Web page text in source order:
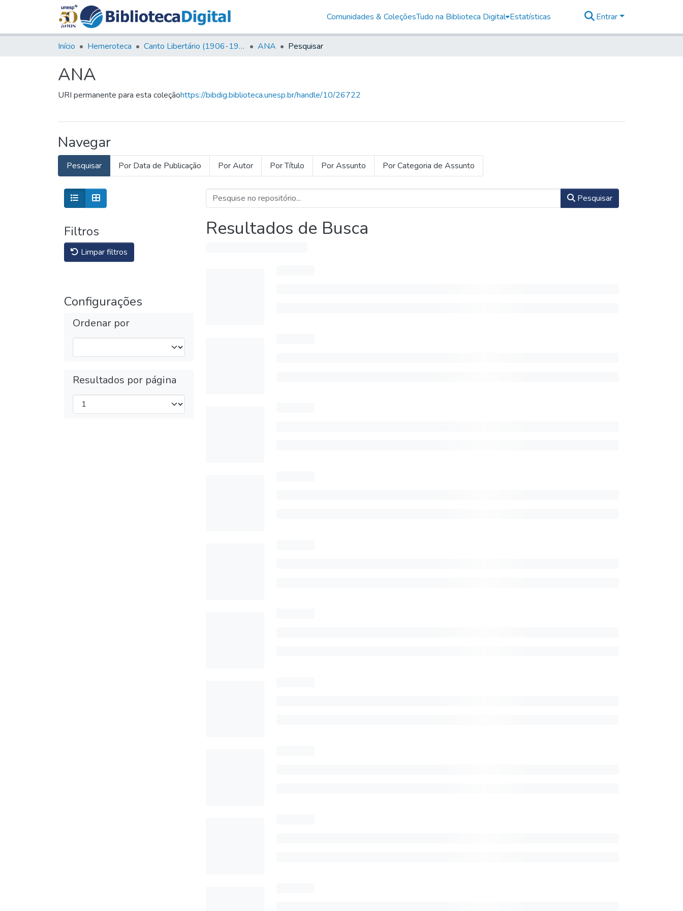
Comunidades & ColeçõesTudo na Biblioteca Digital Estatísticas Entrar
Início Hemeroteca Canto Libertário (1906-1995) ANA Pesquisar
ANA
URI permanente para esta coleçãohttps://bibdig.biblioteca.unesp.br/handle/10/26722
Navegar
Pesquisar Por Data de Publicação Por Autor Por Título Por Assunto Por Categoria de Assunto
Filtros
Limpar filtros
Configurações
Ordenar por
Resultados por página
Pesquisar
Resultados de Busca